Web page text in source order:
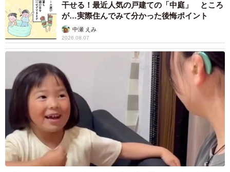
干せる！最近人気の戸建ての「中庭」 ところ
が…実際住んでみて分かった後悔ポイント
中瀬 えみ
2026.08.07